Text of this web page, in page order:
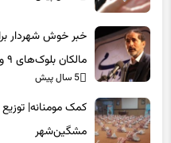
می‌رسد
5 سال پیش
مشگین‌شهر
5 سال پیش